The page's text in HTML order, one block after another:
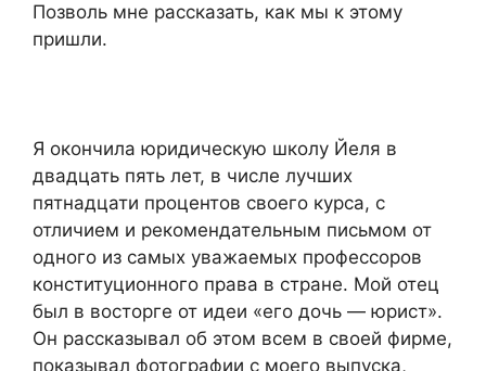
Позволь мне рассказать, как мы к этому
пришли.
Я окончила юридическую школу Йеля в
двадцать пять лет, в числе лучших
пятнадцати процентов своего курса, с
отличием и рекомендательным письмом от
одного из самых уважаемых профессоров
конституционного права в стране. Мой отец
был в восторге от идеи «его дочь — юрист».
Он рассказывал об этом всем в своей фирме,
показывал фотографии с моего выпуска,